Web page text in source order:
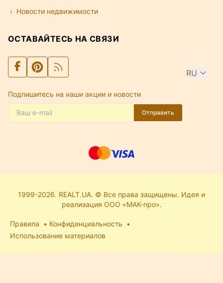
Новости недвижимости
ОСТАВАЙТЕСЬ НА СВЯЗИ
RU
Подпишитесь на наши акции и новости
Отправить
1999-2026. REALT.UA. © Все права защищены. Идея и
реализация ООО «МАК-про».
Правила
Конфиденциальность
Использование материалов